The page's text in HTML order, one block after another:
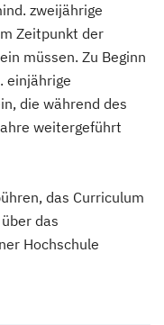
zweijährige
Zeitpunkt der
müssen. Zu Beginn
einjährige
die während des
weitergeführt
das Curriculum
das
Hochschule